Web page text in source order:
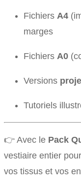
Fichiers A4
marges
Fichiers A0
Versions
Tutoriels
👉 Avec le Pack
vestiaire entier
vos tissus et vos